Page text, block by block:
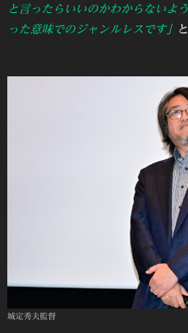
と言ったらいいのかわからないよ
った意味でのジャンルレスです」
城定秀夫監督